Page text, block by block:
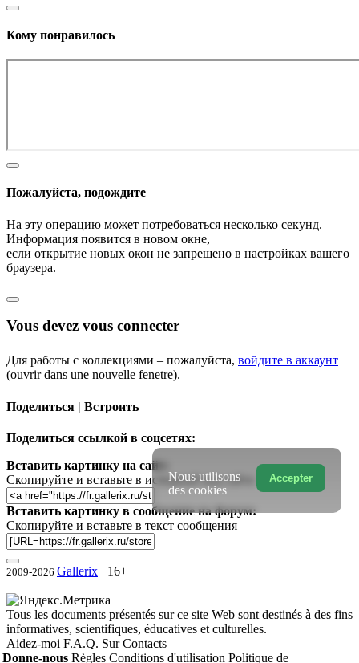
Кому понравилось
Пожалуйста, подождите
На эту операцию может потребоваться несколько секунд.
Информация появится в новом окне,
если открытие новых окон не запрещено в настройках вашего
браузера.
Vous devez vous connecter
Для работы с коллекциями – пожалуйста, войдите в аккаунт
(ouvrir dans une nouvelle fenetre).
Поделиться | Встроить
Поделиться ссылкой в соцсетях:
Вставить картинку на сайт:
Скопируйте и вставьте в исходный код сайта
Вставить картинку в сообщение на форум:
Скопируйте и вставьте в текст сообщения
2009-2026 Gallerix 16+
Tous les documents présentés sur ce site Web sont destinés à des fins
informatives, scientifiques, éducatives et culturelles.
Aidez-moi F.A.Q. SurContacts
Donne-nous Règles Conditions d'utilisation Politique de
Accepter
Nous utilisons
des cookies